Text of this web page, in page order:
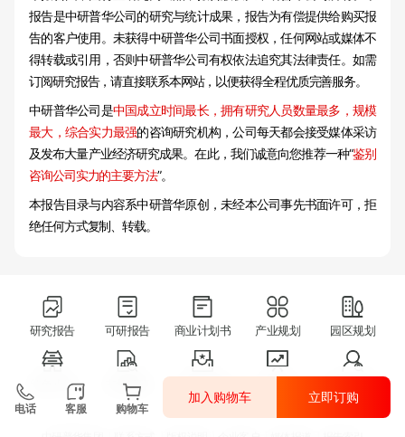
报告是中研普华公司的研究与统计成果，报告为有偿提供给购买报
告的客户使用。未获得中研普华公司书面授权，任何网站或媒体不
得转载或引用，否则中研普华公司有权依法追究其法律责任。如需
订阅研究报告，请直接联系本网站，以便获得全程优质完善服务。
中研普华公司是中国成立时间最长，拥有研究人员数量最多，规模
最大，综合实力最强的咨询研究机构，公司每天都会接受媒体采访
及发布大量产业经济研究成果。在此，我们诚意向您推荐一种“鉴别
咨询公司实力的主要方法”。
本报告目录与内容系中研普华原创，未经本公司事先书面许可，拒
绝任何方式复制、转载。
研究报告 可研报告 商业计划书 产业规划 园区规划
特色小镇 市场调研
电话 客服 购物车
加入购物车 立即订购